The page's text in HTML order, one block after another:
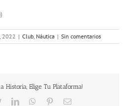
2022 | Club, Náutica | Sin comentarios
Historia, Elige Tu Plataforma!
TwitterLinkedInWhatsApp
PinterestCorreo